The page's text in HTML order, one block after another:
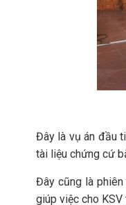
Đây là vụ án đầu
tài liệu chứng cứ
Đây cũng là
giúp việc cho